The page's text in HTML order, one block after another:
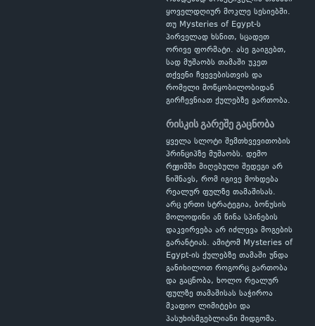
ყოველდღიურ მოკლე სესიებში.
თუ Mysteries of Egypt-ს
პირველად ხსნით, სცადეთ
ორივე ფორმატი. ასე გაიგებთ,
სად მუშაობს თამაში უკეთ
თქვენი ჩვევებისთვის და
რომელი მოწყობილობიდან
გირჩევნიათ ქულებზე გართობა.
რისკის გარეშე გაცნობა
ყველა სლოტი შემთხვევითობის
პრინციპზე მუშაობს. დემო
რეჟიმში მიღებული შედეგი არ
ნიშნავს, რომ იგივე მოხდება
რეალურ ფულზე თამაშისას.
არც ერთი სტრატეგია, ბონუსის
მოლოდინი ან წინა სპინების
დაკვირვება არ იძლევა მოგების
გარანტიას. ამიტომ Mysteries of
Egypt-ის ქულებზე თამაში უნდა
განიხილოთ როგორც გართობა
და გაცნობა, ხოლო რეალურ
ფულზე თამაშისას საჭიროა
მკაფიო ლიმიტები და
პასუხისმგებლიანი მიდგომა.